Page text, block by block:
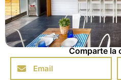
Comparte la
Email